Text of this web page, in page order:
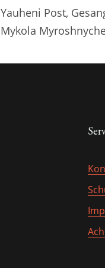
Yauheni Post,
Mykola